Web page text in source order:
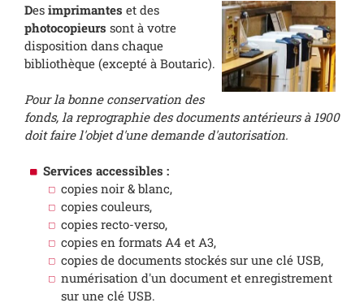
Des imprimantes et des
photocopieurs sont à votre
disposition dans chaque
bibliothèque (excepté à Boutaric).
Pour la bonne conservation des
fonds, la reprographie des documents antérieurs à 1900
doit faire l'objet d'une demande d'autorisation.
Services accessibles :
copies noir & blanc,
copies couleurs,
copies recto-verso,
copies en formats A4 et A3,
copies de documents stockés sur une clé USB,
numérisation d'un document et enregistrement
sur une clé USB.